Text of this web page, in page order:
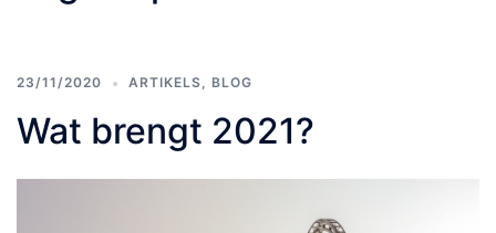
23/11/2020 ARTIKELS, BLOG
Wat brengt 2021?